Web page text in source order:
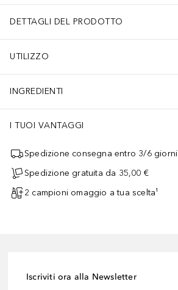
DETTAGLI DEL PRODOTTO
UTILIZZO
INGREDIENTI
I TUOI VANTAGGI
Spedizione consegna entro 3/6 giorni
Spedizione gratuita da 35,00 €
2 campioni omaggio a tua scelta¹
Iscriviti ora alla Newsletter